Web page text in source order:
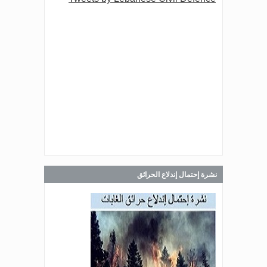
اللبناني البيان الآتي:
Jul 28, 2026
صدر عن دائرة الإعلام والعلاقات العامة
في المديرية العامة للدفاع المدني
اللبناني البيان الآتي:
نشرة إحتمال إندلاع الحرائق